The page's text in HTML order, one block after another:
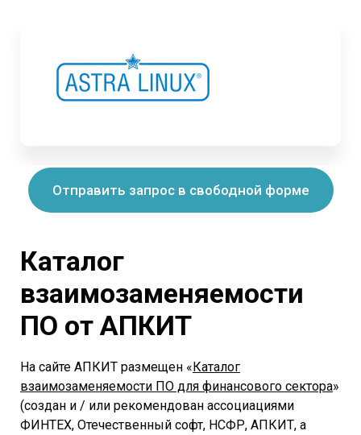
Отправить запрос в свободной форме
Каталог
взаимозаменяемости
ПО от АПКИТ
На сайте АПКИТ размещен «Каталог
взаимозаменяемости ПО для финансового сектора»
(создан и / или рекомендован ассоциациями
ФИНТЕХ, Отечественный софт, НСФР, АПКИТ, а